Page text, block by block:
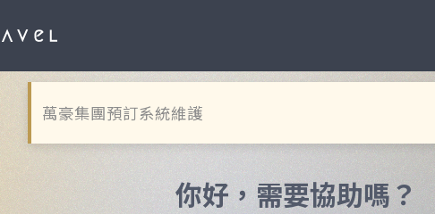
萬豪集團預訂系統維護
你好，需要協助嗎？